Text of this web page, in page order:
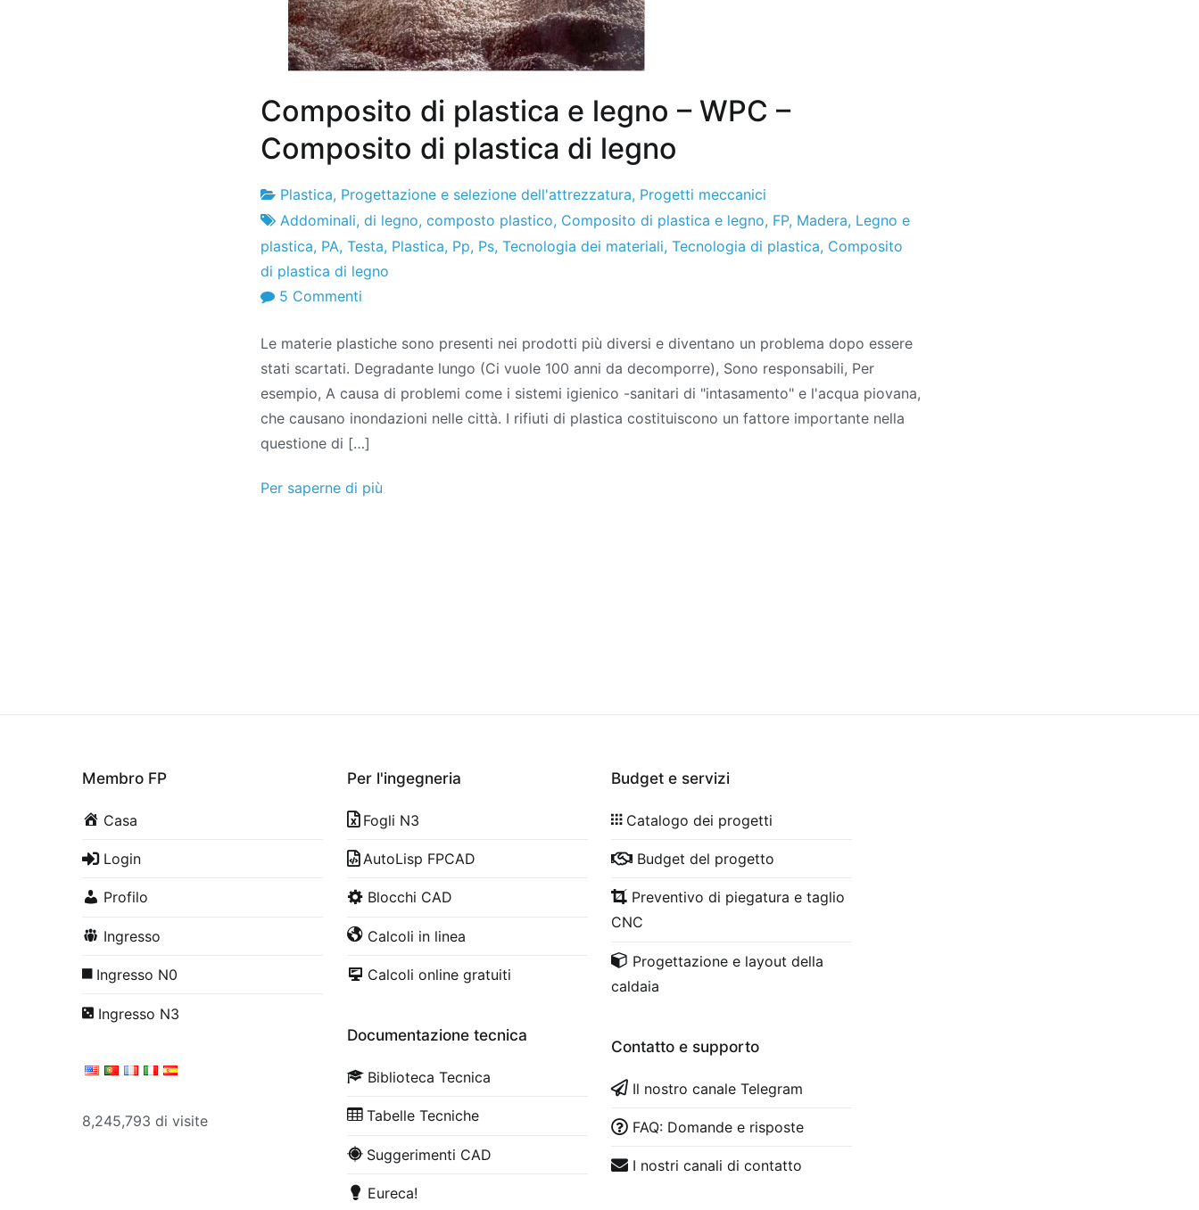
Composito di plastica e legno – WPC –
Composito di plastica di legno
Fabbrica
di
progetti
12
di
marzo
di
Plastica, Progettazione e selezione dell'attrezzatura, Progetti meccanici
Addominali, di legno, composto plastico, Composito di plastica e legno, FP, Madera, Legno e
plastica, PA, Testa, Plastica, Pp, Ps, Tecnologia dei materiali, Tecnologia di plastica, Composito
di plastica di legno
5 Commenti
di
plastica
e
legno
–
–
Le materie plastiche sono presenti nei prodotti più diversi e diventano un problema dopo essere
stati scartati. Degradante lungo (Ci vuole 100 anni da decomporre), Sono responsabili, Per
esempio, A causa di problemi come i sistemi igienico -sanitari di "intasamento" e l'acqua piovana,
che causano inondazioni nelle città. I rifiuti di plastica costituiscono un fattore importante nella
questione di […]
Per saperne di più
Membro FP
Casa
Login
Profilo
Ingresso
Ingresso N0
Ingresso N3
8,245,793 di visite
Per l'ingegneria
Fogli N3
AutoLisp FPCAD
Blocchi CAD
Calcoli in linea
Calcoli online gratuiti
Documentazione tecnica
Biblioteca Tecnica
Tabelle Tecniche
Suggerimenti CAD
Eureca!
Budget e servizi
Catalogo dei progetti
Budget del progetto
Preventivo di piegatura e taglio
CNC
Progettazione e layout della
caldaia
Contatto e supporto
Il nostro canale Telegram
FAQ: Domande e risposte
I nostri canali di contatto